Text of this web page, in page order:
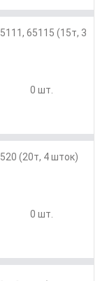
65115 (15т, 3
0 шт.
(20т, 4 шток)
0 шт.